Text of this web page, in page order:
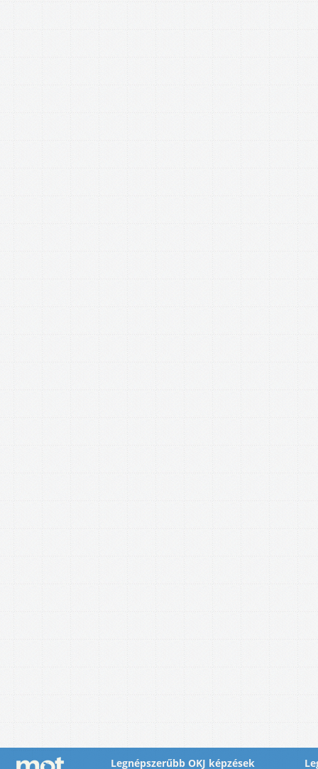
Legnépszerűbb OKJ képzések